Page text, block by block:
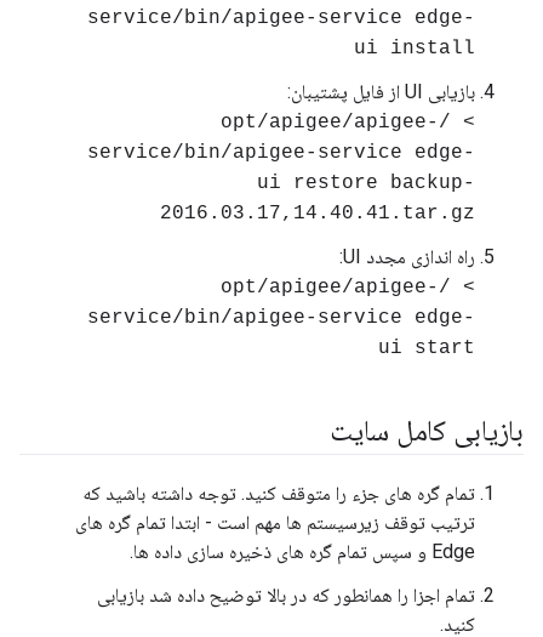
service/bin/apigee-service edge-
ui install
بازیابی UI از فایل پشتیبان:
> /opt/apigee/apigee-
service/bin/apigee-service edge-
ui restore backup-
2016.03.17,14.40.41.tar.gz
راه اندازی مجدد UI:
> /opt/apigee/apigee-
service/bin/apigee-service edge-
ui start
بازیابی کامل سایت
تمام گره های جزء را متوقف کنید. توجه داشته باشید که
ترتیب توقف زیرسیستم ها مهم است - ابتدا تمام گره های
Edge و سپس تمام گره های ذخیره سازی داده ها.
تمام اجزا را همانطور که در بالا توضیح داده شد بازیابی
کنید.